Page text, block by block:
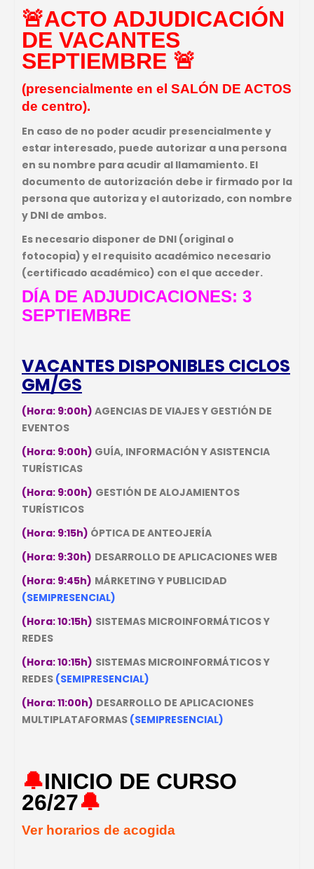
🚨ACTO ADJUDICACIÓN
DE VACANTES
SEPTIEMBRE 🚨
(presencialmente en el SALÓN DE ACTOS
de centro).
En caso de no poder acudir presencialmente y
estar interesado, puede autorizar a una persona
en su nombre para acudir al llamamiento. El
documento de autorización debe ir firmado por la
persona que autoriza y el autorizado, con nombre
y DNI de ambos.
Es necesario disponer de DNI (original o
fotocopia) y el requisito académico necesario
(certificado académico) con el que acceder.
DÍA DE ADJUDICACIONES: 3
SEPTIEMBRE
VACANTES DISPONIBLES CICLOS
GM/GS
(Hora: 9:00h) AGENCIAS DE VIAJES Y GESTIÓN DE
EVENTOS
(Hora: 9:00h) GUÍA, INFORMACIÓN Y ASISTENCIA
TURÍSTICAS
(Hora: 9:00h) GESTIÓN DE ALOJAMIENTOS
TURÍSTICOS
(Hora: 9:15h) ÓPTICA DE ANTEOJERÍA
(Hora: 9:30h) DESARROLLO DE APLICACIONES WEB
(Hora: 9:45h) MÁRKETING Y PUBLICIDAD
(SEMIPRESENCIAL)
(Hora: 10:15h) SISTEMAS MICROINFORMÁTICOS Y
REDES
(Hora: 10:15h) SISTEMAS MICROINFORMÁTICOS Y
REDES (SEMIPRESENCIAL)
(Hora: 11:00h) DESARROLLO DE APLICACIONES
MULTIPLATAFORMAS (SEMIPRESENCIAL)
🔔INICIO DE CURSO
26/27🔔
Ver horarios de acogida